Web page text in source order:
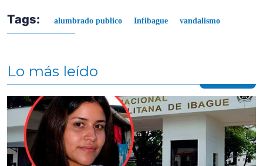
Tags: alumbrado publico Infibague vandalismo
Lo más leído
Contenido multimedia principal